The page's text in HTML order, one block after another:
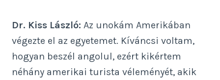
Dr. Kiss László: Az unokám Amerikában
végezte el az egyetemet. Kíváncsi voltam,
hogyan beszél angolul, ezért kikértem
néhány amerikai turista véleményét, akik